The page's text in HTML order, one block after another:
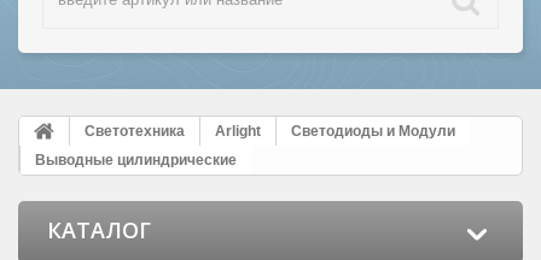
Светотехника Arlight
Светодиоды и Модули
Выводные цилиндрические
КАТАЛОГ